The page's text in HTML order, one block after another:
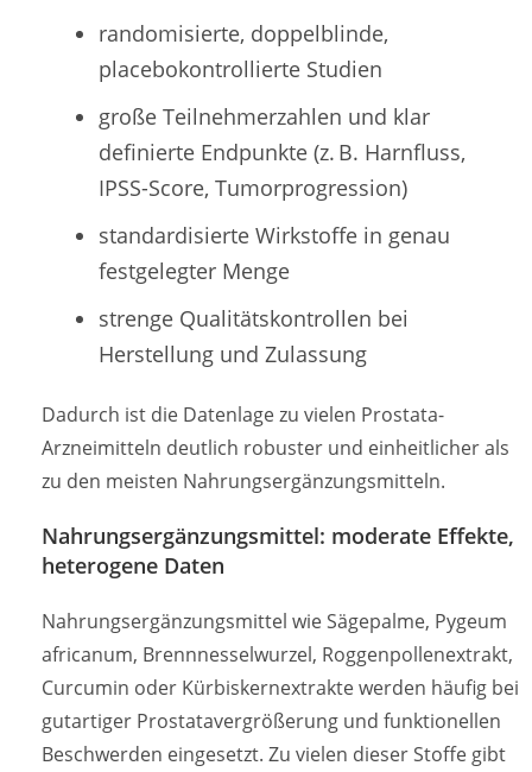
randomisierte, doppelblinde,
placebokontrollierte Studien
große Teilnehmerzahlen und klar
definierte Endpunkte (z. B. Harnfluss,
IPSS-Score, Tumorprogression)
standardisierte Wirkstoffe in genau
festgelegter Menge
strenge Qualitätskontrollen bei
Herstellung und Zulassung
Dadurch ist die Datenlage zu vielen Prostata-
Arzneimitteln deutlich robuster und einheitlicher als
zu den meisten Nahrungsergänzungsmitteln.
Nahrungsergänzungsmittel: moderate Effekte,
heterogene Daten
Nahrungsergänzungsmittel wie Sägepalme, Pygeum
africanum, Brennnesselwurzel, Roggenpollenextrakt,
Curcumin oder Kürbiskernextrakte werden häufig bei
gutartiger Prostatavergrößerung und funktionellen
Beschwerden eingesetzt. Zu vielen dieser Stoffe gibt